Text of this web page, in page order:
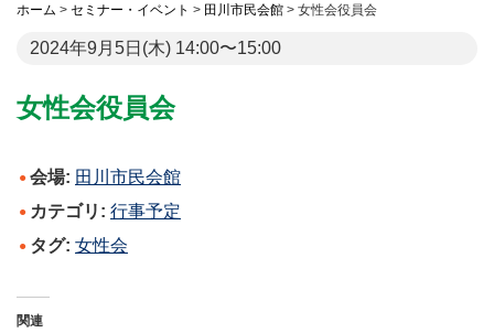
ホーム > セミナー・イベント > 田川市民会館 > 女性会役員会
2024年9月5日(木) 14:00〜15:00
女性会役員会
会場: 田川市民会館
カテゴリ: 行事予定
タグ: 女性会
関連